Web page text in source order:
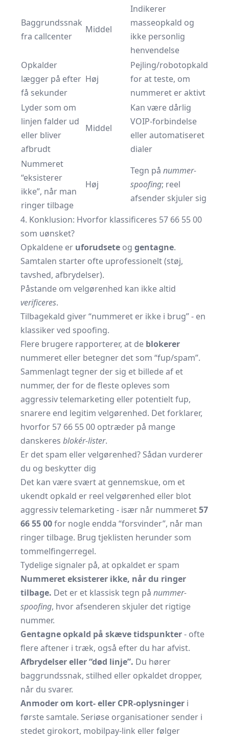
Baggrundssnak
fra callcenter
Middel
Indikerer
masseopkald og
ikke personlig
henvendelse
Opkalder
lægger på efter
få sekunder
Høj
Pejling/robotopkald
for at teste, om
nummeret er aktivt
Lyder som om
linjen falder ud
eller bliver
afbrudt
Middel
Kan være dårlig
VOIP-forbindelse
eller automatiseret
dialer
Nummeret
“eksisterer
ikke”, når man
ringer tilbage
Høj
Tegn på nummer-
spoofing; reel
afsender skjuler sig
4. Konklusion: Hvorfor klassificeres 57 66 55 00
som uønsket?
Opkaldene er uforudsete og gentagne.
Samtalen starter ofte uprofessionelt (støj,
tavshed, afbrydelser).
Påstande om velgørenhed kan ikke altid
verificeres.
Tilbagekald giver “nummeret er ikke i brug” - en
klassiker ved spoofing.
Flere brugere rapporterer, at de blokerer
nummeret eller betegner det som “fup/spam”.
Sammenlagt tegner der sig et billede af et
nummer, der for de fleste opleves som
aggressiv telemarketing eller potentielt fup,
snarere end legitim velgørenhed. Det forklarer,
hvorfor 57 66 55 00 optræder på mange
danskeres blokér-lister.
Er det spam eller velgørenhed? Sådan vurderer
du og beskytter dig
Det kan være svært at gennemskue, om et
ukendt opkald er reel velgørenhed eller blot
aggressiv telemarketing - især når nummeret57
66 55 00for nogle endda “forsvinder”, når man
ringer tilbage. Brug tjeklisten herunder som
tommelfingerregel.
Tydelige signaler på, at opkaldet er spam
Nummeret eksisterer ikke, når du ringer
tilbage. Det er et klassisk tegn på nummer-
spoofing, hvor afsenderen skjuler det rigtige
nummer.
Gentagne opkald på skæve tidspunkter- ofte
flere aftener i træk, også efter du har afvist.
Afbrydelser eller “død linje”. Du hører
baggrundssnak, stilhed eller opkaldet dropper,
når du svarer.
Anmoder om kort- eller CPR-oplysninger i
første samtale. Seriøse organisationer sender i
stedet girokort, mobilpay-link eller følger